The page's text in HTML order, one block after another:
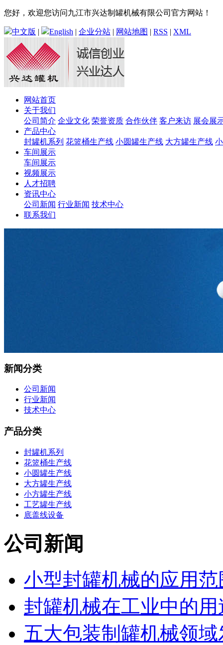
您好，欢迎您访问九江市兴达制罐机械有限公司官方网站！
中文版 | English | 企业分站 | 网站地图 | RSS | XML
网站首页
关于我们
公司简介 企业文化 荣誉资质 合作伙伴 客户来访 展会展
产品中心
封罐机系列 花篮桶生产线 小圆罐生产线 大方罐生产线
车间展示
车间展示
视频展示
人才招聘
资讯中心
公司新闻 行业新闻 技术中心
联系我们
新闻分类
公司新闻
行业新闻
技术中心
产品分类
封罐机系列
花篮桶生产线
小圆罐生产线
大方罐生产线
小方罐生产线
工艺罐生产线
底盖线设备
公司新闻
小型封罐机械的应用范
封罐机械在工业中的用
五大包装制罐机械领